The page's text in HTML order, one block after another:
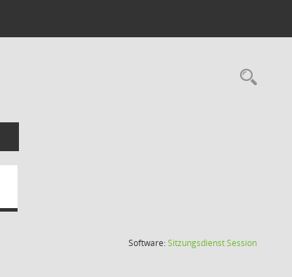
Software:SitzungsdienstSession(Wird in